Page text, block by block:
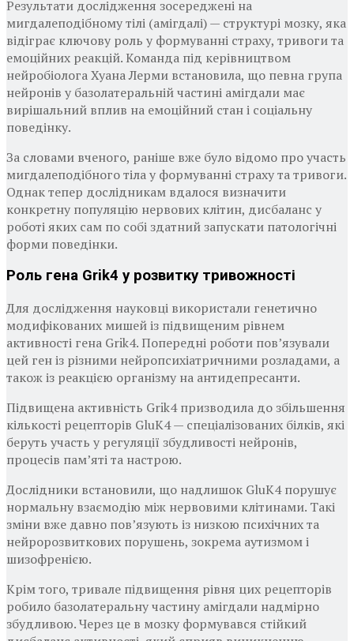
Результати дослідження зосереджені на
мигдалеподібному тілі (амігдалі) — структурі мозку, яка
відіграє ключову роль у формуванні страху, тривоги та
емоційних реакцій. Команда під керівництвом
нейробіолога Хуана Лерми встановила, що певна група
нейронів у базолатеральній частині амігдали має
вирішальний вплив на емоційний стан і соціальну
поведінку.
За словами вченого, раніше вже було відомо про участь
мигдалеподібного тіла у формуванні страху та тривоги.
Однак тепер дослідникам вдалося визначити
конкретну популяцію нервових клітин, дисбаланс у
роботі яких сам по собі здатний запускати патологічні
форми поведінки.
Роль гена Grik4 у розвитку тривожності
Для дослідження науковці використали генетично
модифікованих мишей із підвищеним рівнем
активності гена Grik4. Попередні роботи пов’язували
цей ген із різними нейропсихіатричними розладами, а
також із реакцією організму на антидепресанти.
Підвищена активність Grik4 призводила до збільшення
кількості рецепторів GluK4 — спеціалізованих білків, які
беруть участь у регуляції збудливості нейронів,
процесів пам’яті та настрою.
Дослідники встановили, що надлишок GluK4 порушує
нормальну взаємодію між нервовими клітинами. Такі
зміни вже давно пов’язують із низкою психічних та
нейророзвиткових порушень, зокрема аутизмом і
шизофренією.
Крім того, тривале підвищення рівня цих рецепторів
робило базолатеральну частину амігдали надмірно
збудливою. Через це в мозку формувався стійкий